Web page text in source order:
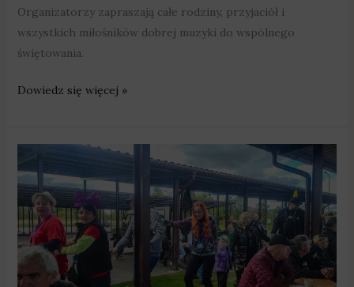
Organizatorzy zapraszają całe rodziny, przyjaciół i
wszystkich miłośników dobrej muzyki do wspólnego
świętowania.
Dowiedz się więcej »
dla
Darka
Kacperka.
Relacja
z